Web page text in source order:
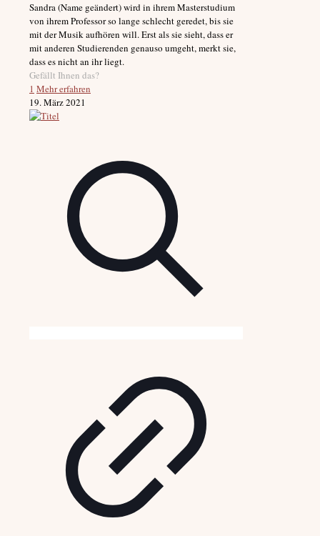
Sandra (Name geändert) wird in ihrem Masterstudium
von ihrem Professor so lange schlecht geredet, bis sie
mit der Musik aufhören will. Erst als sie sieht, dass er
mit anderen Studierenden genauso umgeht, merkt sie,
dass es nicht an ihr liegt.
Gefällt Ihnen das?
1 Mehr erfahren
19. März 2021